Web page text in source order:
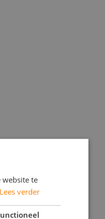
website te
Lees verder